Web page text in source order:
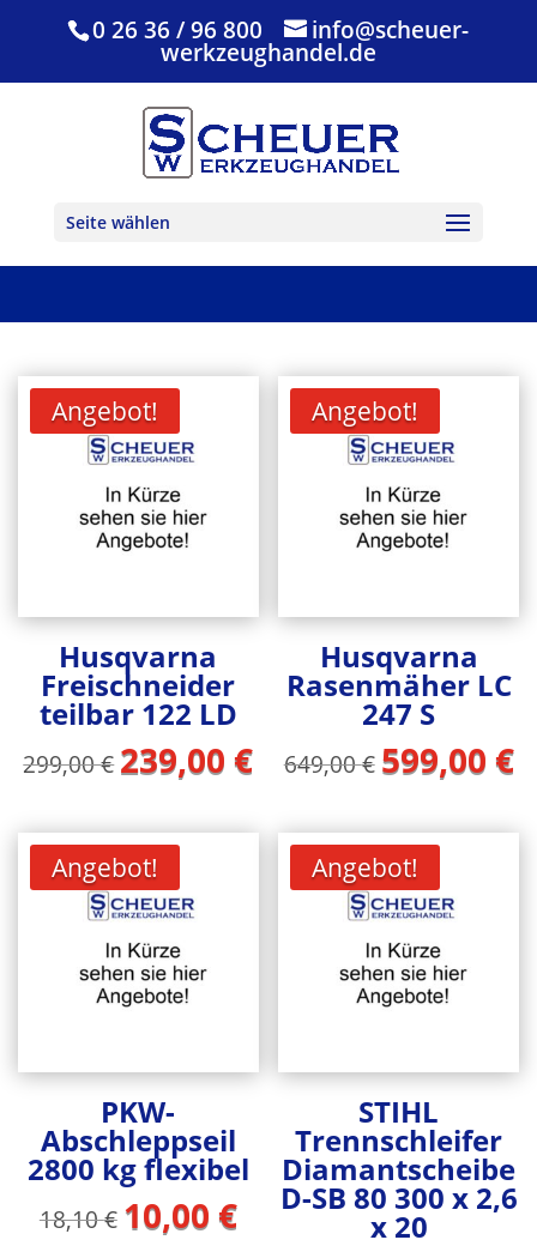
0 26 36 / 96 800 info@scheuer-
werkzeughandel.de
Seite wählen
Angebot!
Husqvarna
Freischneider
teilbar 122 LD
299,00€ Ursprünglicher
299,00 €
239,00 €Aktueller
239,00 €.
Angebot!
Husqvarna
Rasenmäher LC
247 S
649,00€
649,00 €
599,00 €
Angebot!
PKW-
Abschleppseil
2800 kg flexibel
18,10€ Ursprünglicher
Preis
10,00 €Aktueller
Angebot!
STIHL
Trennschleifer
Diamantscheibe
D-SB 80 300 x 2,6
x 20